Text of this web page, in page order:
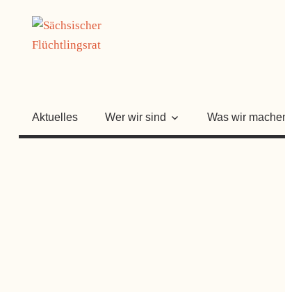
springen
Aktuelles Wer wir sind Was wir